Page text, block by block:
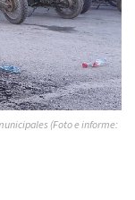
(Foto e informe: